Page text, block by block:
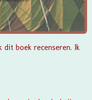
dit boek recenseren. Ik